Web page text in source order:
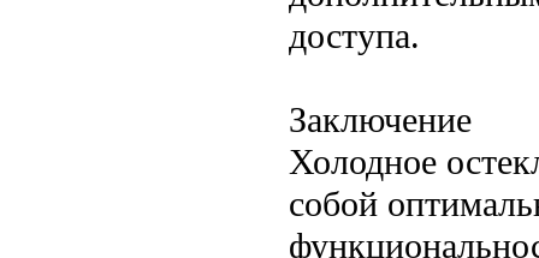
доступа.
Заключение
Холодное
собой